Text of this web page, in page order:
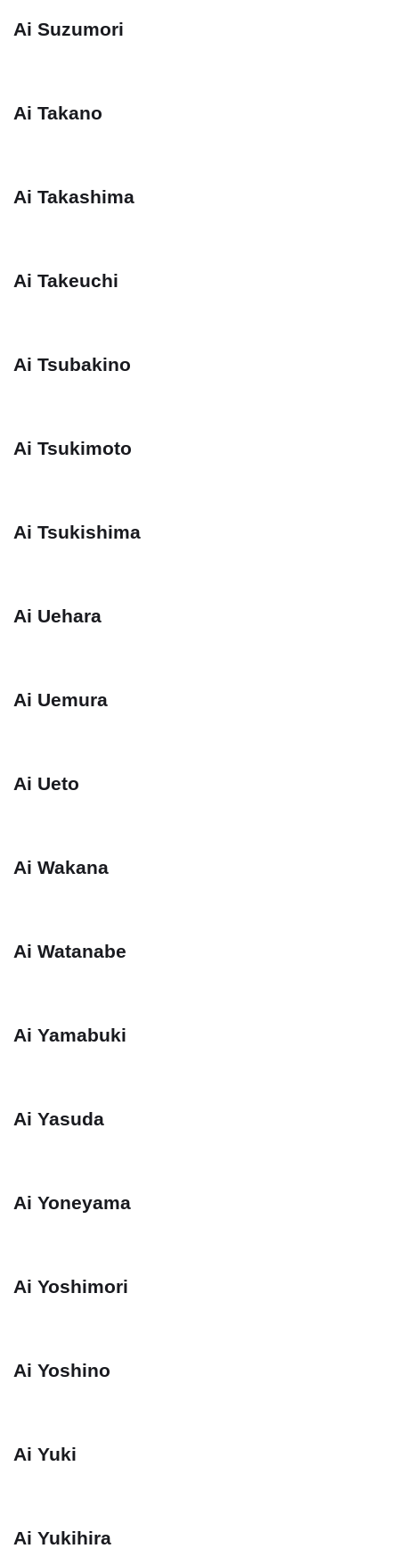
Ai Suzumori
Ai Takano
Ai Takashima
Ai Takeuchi
Ai Tsubakino
Ai Tsukimoto
Ai Tsukishima
Ai Uehara
Ai Uemura
Ai Ueto
Ai Wakana
Ai Watanabe
Ai Yamabuki
Ai Yasuda
Ai Yoneyama
Ai Yoshimori
Ai Yoshino
Ai Yuki
Ai Yukihira